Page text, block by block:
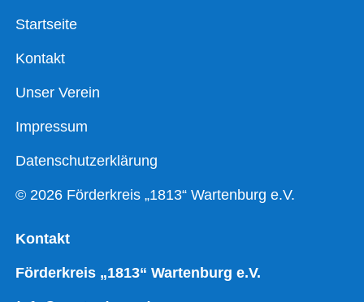
Startseite
Kontakt
Unser Verein
Impressum
Datenschutzerklärung
© 2026 Förderkreis „1813“ Wartenburg e.V.
Kontakt
Förderkreis „1813“ Wartenburg e.V.